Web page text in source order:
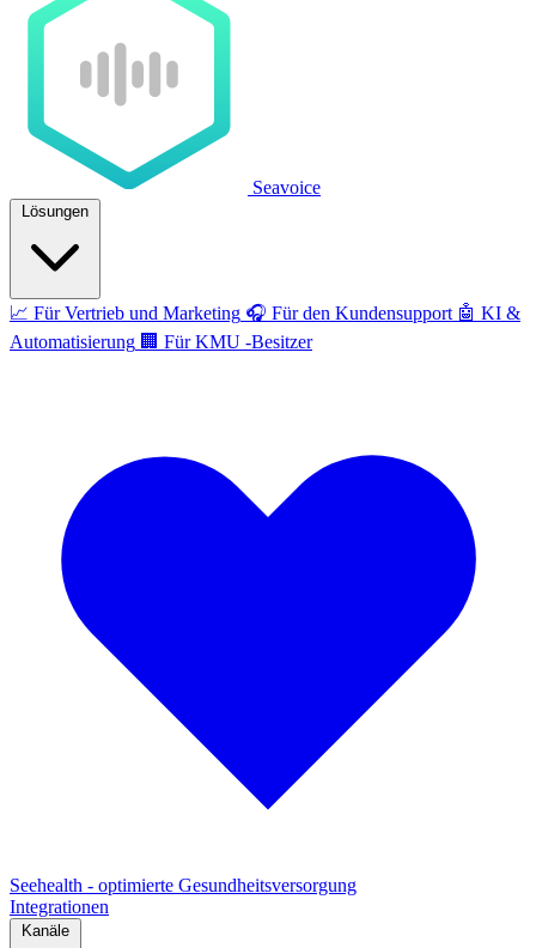
Seavoice
Lösungen
📈 Für Vertrieb und Marketing 🎧 Für den Kundensupport 🤖 KI &
Automatisierung 🏢 Für KMU -Besitzer
Seehealth - optimierte Gesundheitsversorgung
Integrationen
Kanäle